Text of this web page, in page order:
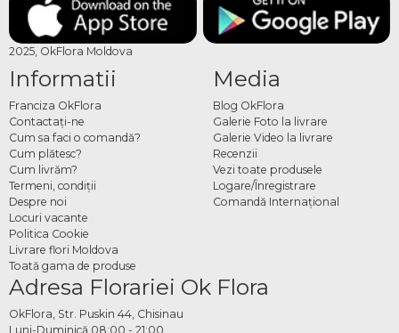
2025, OkFlora Moldova
Informatii
Franciza OkFlora
Contactaţi-ne
Cum sa faci o comandă?
Cum plătesc?
Cum livrăm?
Termeni, condiţii
Despre noi
Locuri vacante
Politica Cookie
Livrare flori Moldova
Toată gama de produse
Media
Blog OkFlora
Galerie Foto la livrare
Galerie Video la livrare
Recenzii
Vezi toate produsele
Logare/Înregistrare
Comandă Internațional
Adresa Florariei Ok Flora
OkFlora, Str. Puskin 44, Chisinau
Luni-Duminică 08:00 - 21:00